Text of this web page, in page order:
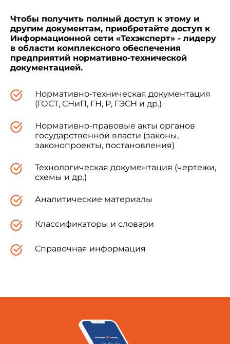
качестве.
Нормы, требования и методы контроля
показателей качества должны устанавливаться
соответствующими стандартами и
и в соответствии с ГОСТ 4.200-78.
1. НОМЕНКЛАТУРА ПОКАЗАТЕЛЕЙ КАЧЕСТВА
1.1 Номенклатура показателей качества по
критериям, единицы измерения и условные
обозначения показателей качества приведены в
Номенклатура критериев, показателей качества и
Чтобы получить полный доступ к этому и
другим документам, приобретайте доступ к
Информационной сети «Техэксперт» - лидеру
в области комплексного обеспечения
предприятий нормативно-технической
документацией.
Нормативно-техническая документация
(ГОСТ, СНиП, ГН, Р, ГЭСН и др.)
Нормативно-правовые акты органов
государственной власти (законы,
законопроекты, постановления)
Технологическая документация (чертежи,
схемы и др.)
Аналитические материалы
Классификаторы и словари
Справочная информация